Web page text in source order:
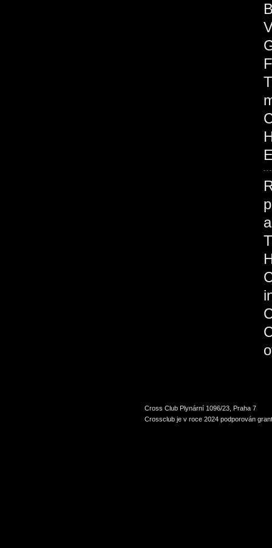
Cross Club Plynární 1096/23, Praha 7
Crossclub je v roce 2024 podporován